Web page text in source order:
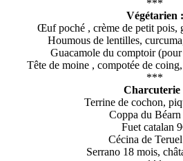
***
Végétarien :
Œuf poché , crème de petit pois,
Houmous de lentilles,
Guacamole du comptoir
Tête de moine , compotée de
***
Charcuterie
Terrine de cochon,
Coppa du
Fuet catalan
Cécina de
Serrano 18 mois,